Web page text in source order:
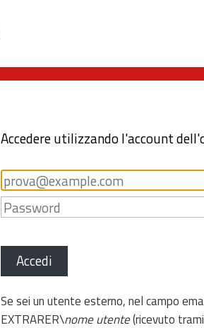
Accedere utilizzando l'account
Accedi
Se sei un utente esterno, nel campo
EXTRARER\nome utente(ricevuto